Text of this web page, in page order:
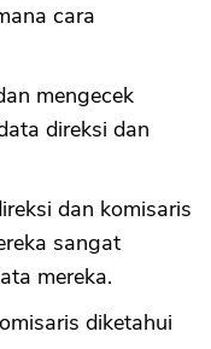
cara
mengecek
direksi dan
dan komisaris
sangat
mereka.
diketahui